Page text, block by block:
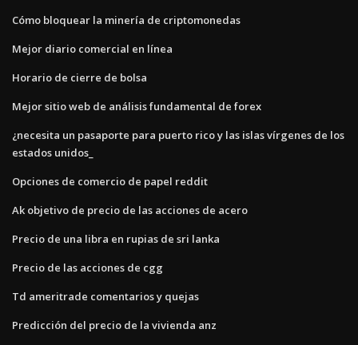
Cómo bloquear la minería de criptomonedas
Mejor diario comercial en línea
Horario de cierre de bolsa
Mejor sitio web de análisis fundamental de forex
¿necesita un pasaporte para puerto rico y las islas vírgenes de los
estados unidos_
Opciones de comercio de papel reddit
Ak objetivo de precio de las acciones de acero
Precio de una libra en rupias de sri lanka
Precio de las acciones de cgg
Td ameritrade comentarios y quejas
Predicción del precio de la vivienda anz